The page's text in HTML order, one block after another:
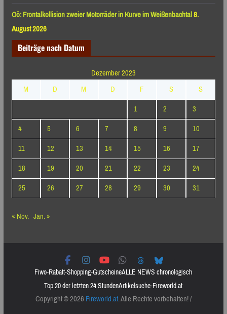
Oö: Frontalkollision zweier Motorräder in Kurve im Weißenbachtal8.
August 2026
Beiträge nach Datum
Dezember 2023
M
D M D F S
S
1
2
3
4
5 6 7 8 9
10
11
12 13 14 15 16
17
18
19 20 21 22 23
24
25
26 27 28 29 30
31
« Nov. Jan. »
Fiwo-Rabatt-Shopping-GutscheineALLE NEWS chronologisch
Top 20 der letzten 24 StundenArtikelsuche-Fireworld.at
Copyright © 2026Fireworld.at. Alle Rechte vorbehalten! /